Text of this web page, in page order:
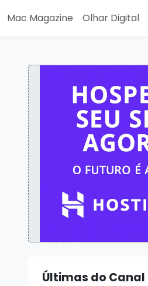
Mac Magazine Olhar Digital
Últimas do Canal